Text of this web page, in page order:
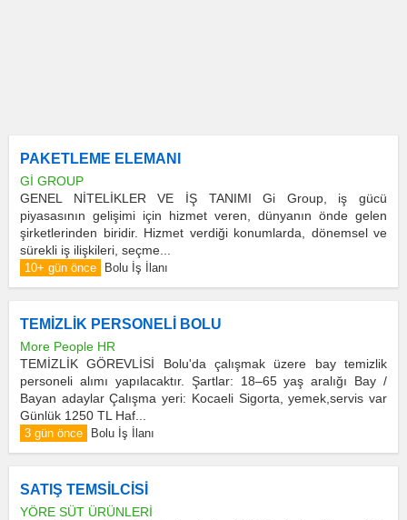
PAKETLEME ELEMANI
Gİ GROUP
GENEL NİTELİKLER VE İŞ TANIMI Gi Group, iş gücü
piyasasının gelişimi için hizmet veren, dünyanın önde gelen
şirketlerinden biridir. Hizmet verdiği konumlarda, dönemsel ve
sürekli iş ilişkileri, seçme...
10+ gün önce Bolu İş İlanı
TEMİZLİK PERSONELİ BOLU
More People HR
TEMİZLİK GÖREVLİSİ Bolu'da çalışmak üzere bay temizlik
personeli alımı yapılacaktır. Şartlar: 18–65 yaş aralığı Bay /
Bayan adaylar Çalışma yeri: Kocaeli Sigorta, yemek,servis var
Günlük 1250 TL Haf...
3 gün önce Bolu İş İlanı
SATIŞ TEMSİLCİSİ
YÖRE SÜT ÜRÜNLERİ